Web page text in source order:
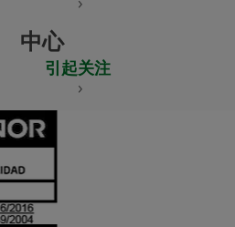
中心
引起关注